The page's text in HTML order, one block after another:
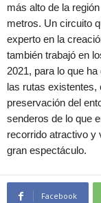
más alto de la
metros​​. Un circuito
experto en la
también trabajó en
2021, para lo que
las rutas existentes,
preservación del
senderos de lo que
recorrido atractivo y
gran espectáculo.​
Facebook